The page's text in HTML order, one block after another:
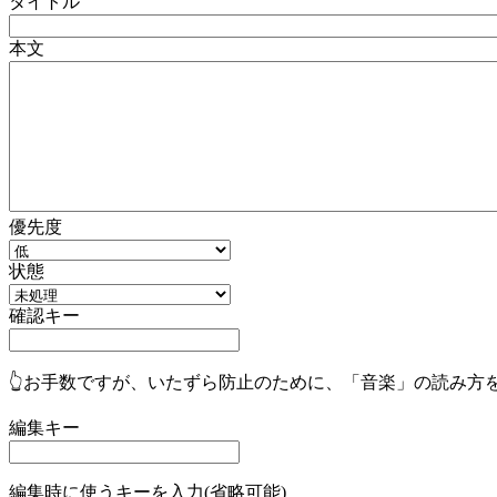
本文
優先度
状態
確認キー
👆お手数ですが、いたずら防止のために、「音楽」の読み方
編集キー
編集時に使うキーを入力(省略可能)